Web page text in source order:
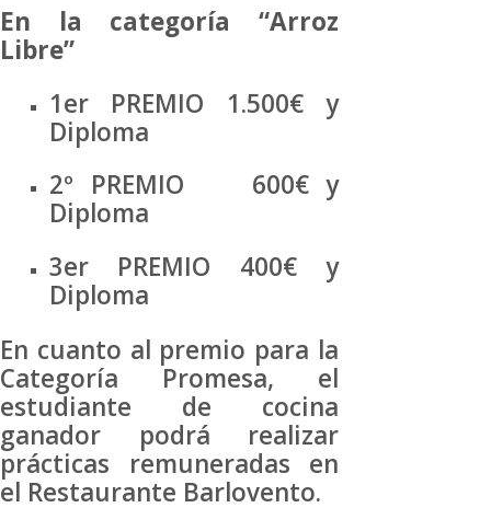
En la categoría “Arroz
Libre”
1er PREMIO 1.500€ y
Diploma
2º PREMIO 600€ y
Diploma
3er PREMIO 400€ y
Diploma
En cuanto al premio para la
Categoría Promesa, el
estudiante de cocina
ganador podrá realizar
prácticas remuneradas en
el Restaurante Barlovento.